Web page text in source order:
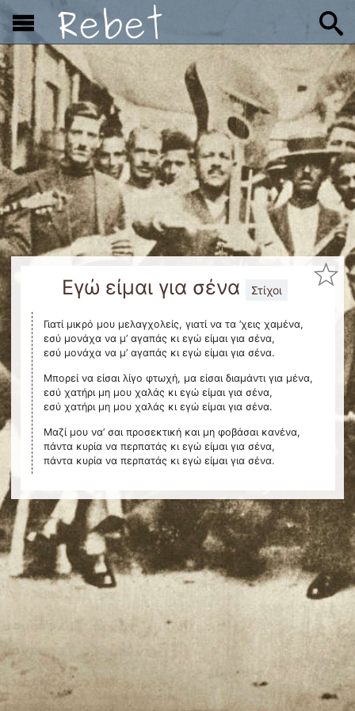
x
Εγώ είμαι για σένα Στίχοι
Γιατί μικρό μου μελαγχολείς, γιατί να τα ’χεις χαμένα,
εσύ μονάχα να μ’ αγαπάς κι εγώ είμαι για σένα,
εσύ μονάχα να μ’ αγαπάς κι εγώ είμαι για σένα.
Μπορεί να είσαι λίγο φτωχή, μα είσαι διαμάντι για μένα,
εσύ χατήρι μη μου χαλάς κι εγώ είμαι για σένα,
εσύ χατήρι μη μου χαλάς κι εγώ είμαι για σένα.
Μαζί μου να’ σαι προσεκτική και μη φοβάσαι κανένα,
πάντα κυρία να περπατάς κι εγώ είμαι για σένα,
πάντα κυρία να περπατάς κι εγώ είμαι για σένα.